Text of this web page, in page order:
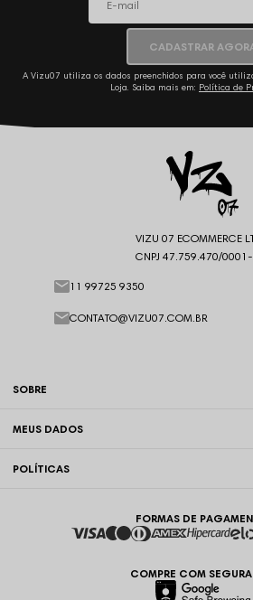
CADASTRAR
A Vizu07 utiliza os dados preenchidos para você
Loja. Saiba mais em: Política de
SOBRE
MEUS DADOS
POLÍTICAS
VIZU 07 ECOMMERCE
CNPJ 47.759.470/
11 99725 9350
CONTATO@VIZU07.COM.BR
FORMAS DE
COMPRE COM